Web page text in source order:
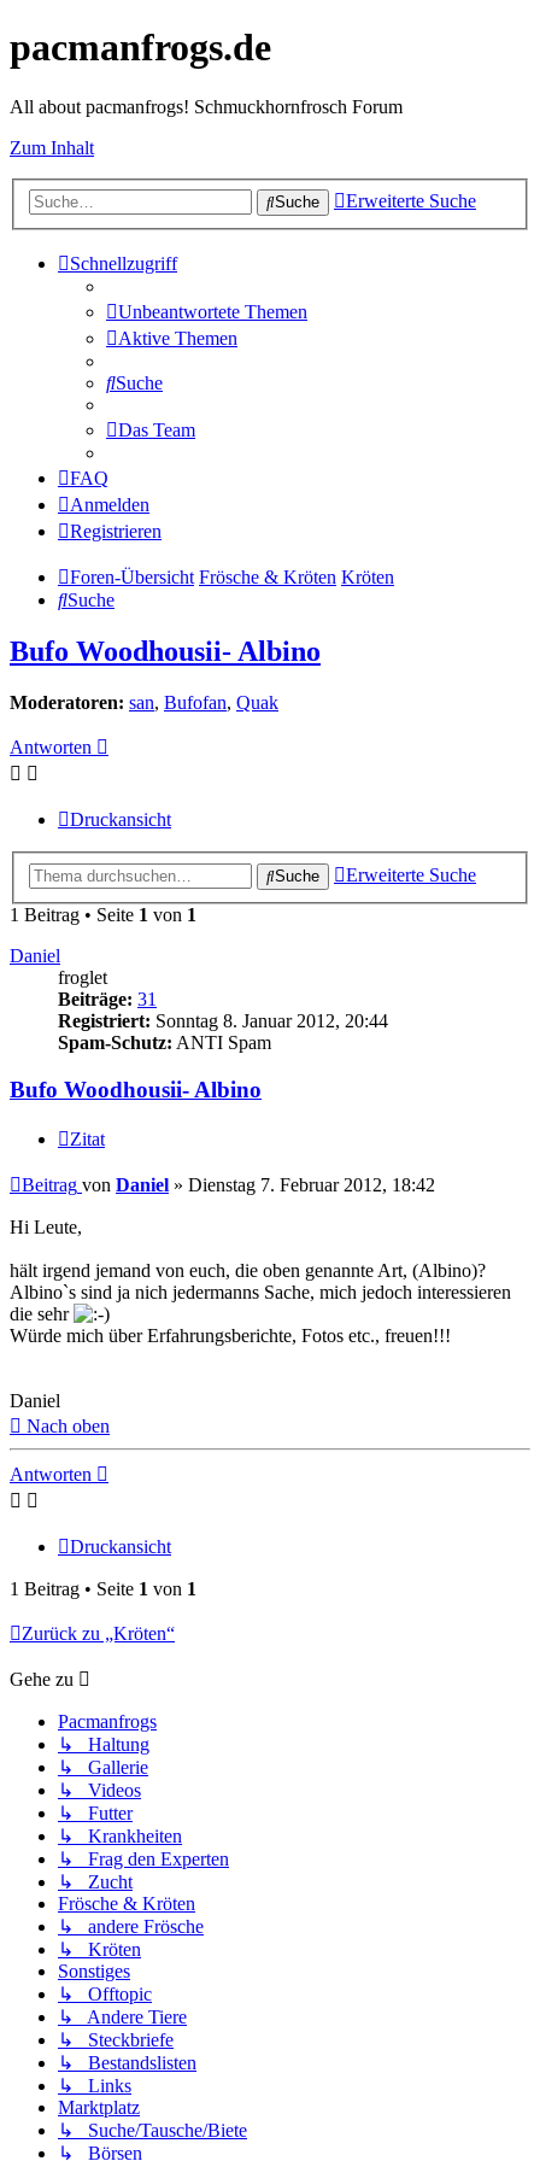
pacmanfrogs.de
All about pacmanfrogs! Schmuckhornfrosch Forum
Zum Inhalt
Suche Erweiterte Suche
Schnellzugriff
Unbeantwortete Themen
Aktive Themen
Suche
Das Team
FAQ
Anmelden
Registrieren
Foren-Übersicht Frösche & Kröten Kröten
Suche
Bufo Woodhousii- Albino
Moderatoren: san, Bufofan, Quak
Antworten
Druckansicht
Suche
Erweiterte Suche
1 Beitrag • Seite 1 von 1
Daniel
froglet
Beiträge: 31
Registriert: Sonntag 8. Januar 2012, 20:44
Spam-Schutz: ANTI Spam
Bufo Woodhousii- Albino
Zitat
Beitrag von Daniel » Dienstag 7. Februar 2012, 18:42
Hi Leute,
hält irgend jemand von euch, die oben genannte Art, (Albino)?
Albino`s sind ja nich jedermanns Sache, mich jedoch interessieren
die sehr
Würde mich über Erfahrungsberichte, Fotos etc., freuen!!!
Daniel
Nach oben
Antworten
Druckansicht
1 Beitrag • Seite 1 von 1
Zurück zu „Kröten“
Gehe zu
Pacmanfrogs
↳ Haltung
↳ Gallerie
↳ Videos
↳ Futter
↳ Krankheiten
↳ Frag den Experten
↳ Zucht
Frösche & Kröten
↳ andere Frösche
↳ Kröten
Sonstiges
↳ Offtopic
↳ Andere Tiere
↳ Steckbriefe
↳ Bestandslisten
↳ Links
Marktplatz
↳ Suche/Tausche/Biete
↳ Börsen